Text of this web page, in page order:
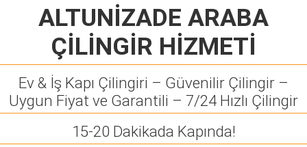
ALTUNİZADE ARABA
ÇİLİNGİR HİZMETİ
Ev & İş Kapı Çilingiri – Güvenilir Çilingir –
Uygun Fiyat ve Garantili – 7/24 Hızlı Çilingir
15-20 Dakikada Kapında!